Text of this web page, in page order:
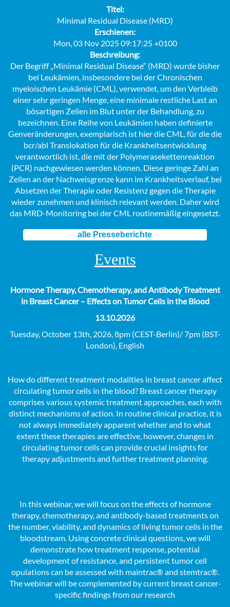
Titel:
Minimal Residual Disease (MRD)
Erschienen:
Mon, 03 Nov 2025 09:17:25 +0100
Beschreibung:
Der Begriff „Minimal Residual Disease“ (MRD) wurde bisher
bei Leukämien, insbesondere bei der Chronischen
myeloischen Leukämie (CML), verwendet, um den Verbleib
einer sehr geringen Menge, eine minimale restliche Last an
bösartigen Zellen im Blut unter der Behandlung, zu
bezeichnen. Eine Reihe von Leukämien haben definierte
Genveränderungen, exemplarisch ist hier die CML, für die die
bcr/abl Translokation für die Krankheitsentwicklung
verantwortlich ist, die mit der Polymerasekettenreaktion
(PCR) nachgewiesen werden können. Diese geringe Zahl an
Zellen an der Nachweisgrenze kann im Krankheitsverlauf, bei
Absetzen der Therapie oder Resistenz gegen die Therapie
wieder zunehmen und klinisch relevant werden. Daher wird
das MRD-Monitoring bei der CML routinemäßig eingesetzt.
alle Presseberichte
Events
Hormone Therapy, Chemotherapy, and Antibody Treatment
in Breast Cancer – Effects on Tumor Cells in the Blood
13.10.2026
Tuesday, October 13th, 2026, 8pm (CEST-Berlin)/ 7pm (BST-
London), English
How do different treatment modalities in breast cancer affect
circulating tumor cells in the blood? Breast cancer therapy
comprises various systemic treatment approaches, each with
distinct mechanisms of action. In routine clinical practice, it is
not always immediately apparent whether and to what
extent these therapies are effective, however, changes in
circulating tumor cells can provide crucial insights for
therapy adjustments and further treatment planning.
In this webinar, we will focus on the effects of hormone
therapy, chemotherapy, and antibody-based treatments on
the number, viability, and dynamics of living tumor cells in the
bloodstream. Using concrete clinical questions, we will
demonstrate how treatment response, potential
development of resistance, and persistent tumor cell
opulations can be assessed with maintrac® and stemtrac®.
The webinar will be complemented by current breast cancer-
specific findings from our research